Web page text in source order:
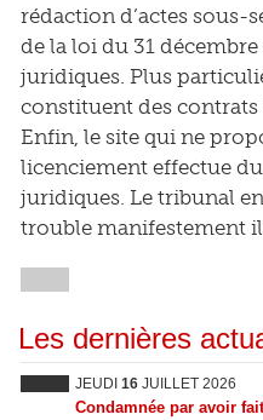
rédaction d’actes sous-
de la loi du 31
juridiques. Plus
constituent des
Enfin, le site qui ne
licenciement effectue
juridiques. Le tribunal
trouble manifestement
Les dernières
JEUDI 16 JUILLET 2026
Condamnée par avoir